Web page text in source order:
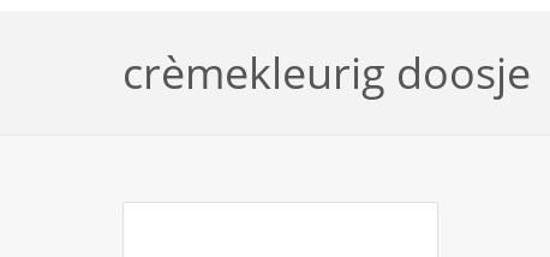
crèmekleurig doosje